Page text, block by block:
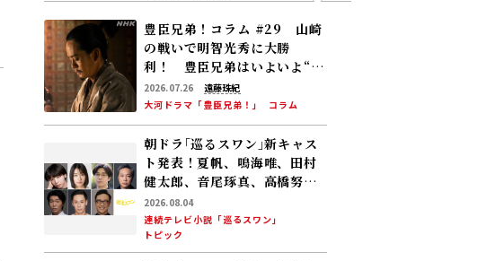
豊臣兄弟！コラム #29 山崎
の戦いで明智光秀に大勝
利！ 豊臣兄弟はいよいよ“天
下への道”を歩み始める
2026.07.26
遠藤珠紀
大河ドラマ「豊臣兄弟！」
コラム
朝ドラ｢巡るスワン｣新キャス
ト発表！夏帆、鳴海唯、田村
健太郎、音尾琢真、高橋努、
大倉孝二、角田晃広――主人公･美
咲(森田望智)が交流する警察
署の人々 2027年度前期放送
2026.08.04
連続テレビ小説「巡るスワン」
トピック